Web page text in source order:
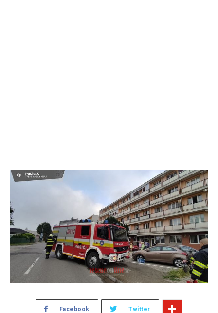
Facebook Twitter